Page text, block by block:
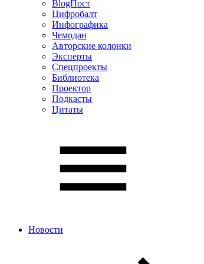
BlogПост
Цифробалт
Инфографика
Чемодан
Авторские колонки
Эксперты
Спецпроекты
Библиотека
Проектор
Подкасты
Цитаты
Новости